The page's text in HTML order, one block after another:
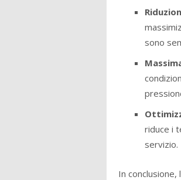
sono
riduce i
servizio.
In